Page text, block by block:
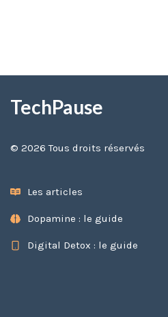
TechPause
© 2026 Tous droits réservés
Les articles
Dopamine : le guide
Digital Detox : le guide